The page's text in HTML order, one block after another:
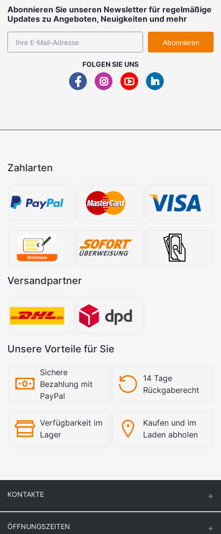
Abonnieren Sie unseren Newsletter für regelmäßige
Updates zu Angeboten, Neuigkeiten und mehr
Abonnieren
FOLGEN SIE UNS
Zahlarten
Versandpartner
Unsere Vorteile für Sie
Sichere
Bezahlung mit
PayPal
14 Tage
Rückgaberecht
Verfügbarkeit im
Lager
Kaufen und im
Laden abholen
KONTAKTE
ÖFFNUNGSZEITEN